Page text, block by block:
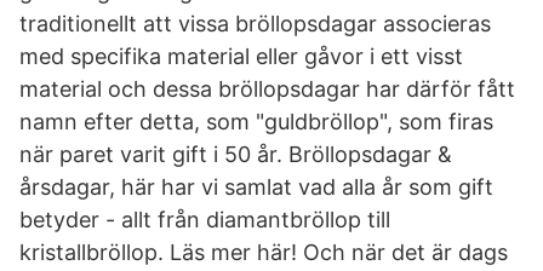
traditionellt att vissa bröllopsdagar associeras
med specifika material eller gåvor i ett visst
material och dessa bröllopsdagar har därför fått
namn efter detta, som "guldbröllop", som firas
när paret varit gift i 50 år. Bröllopsdagar &
årsdagar, här har vi samlat vad alla år som gift
betyder - allt från diamantbröllop till
kristallbröllop. Läs mer här! Och när det är dags